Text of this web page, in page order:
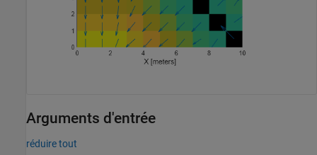
Arguments d'entrée
réduire tout